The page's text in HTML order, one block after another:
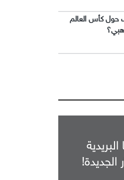
حول كأس العالم
الجديدة!